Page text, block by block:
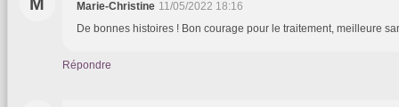
Marie-Christine 11/05/2022 18:16
De bonnes histoires ! Bon courage pour le traitement, meilleure
Répondre